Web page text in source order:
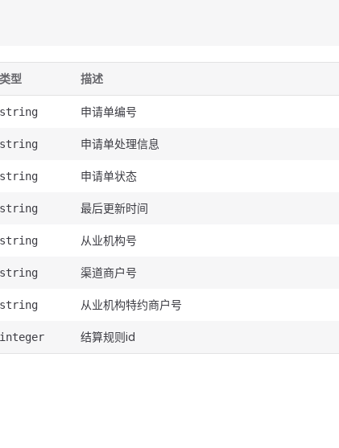
类型 描述
string 申请单编号
string 申请单处理信息
string 申请单状态
string 最后更新时间
string 从业机构号
string 渠道商户号
string 从业机构特约商户号
integer 结算规则id